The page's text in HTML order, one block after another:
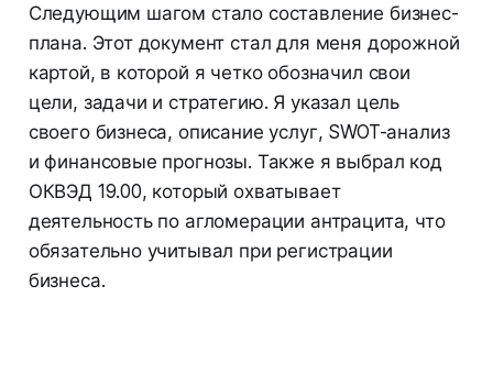
Следующим шагом стало составление бизнес-
плана. Этот документ стал для меня дорожной
картой, в которой я четко обозначил свои
цели, задачи и стратегию. Я указал цель
своего бизнеса, описание услуг, SWOT-анализ
и финансовые прогнозы. Также я выбрал код
ОКВЭД 19.00, который охватывает
деятельность по агломерации антрацита, что
обязательно учитывал при регистрации
бизнеса.